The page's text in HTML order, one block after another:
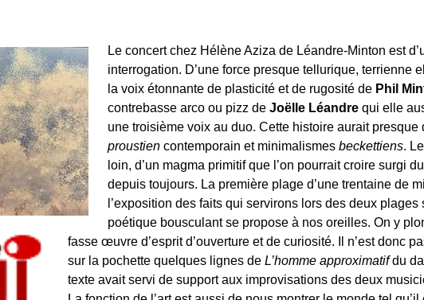
Le concert chez Hélène Aziza de Léandre-Minton est
interrogation. D’une force presque tellurique, terrienne
la voix étonnante de plasticité et de rugosité de Phil
contrebasse arco ou pizz deJoëlle Léandre qui elle
une troisième voix au duo. Cette histoire aurait
proustien contemporain et minimalismesbeckettiens.
loin, d’un magma primitif que l’on pourrait croire surgi
depuis toujours. La première plage d’une trentaine de
l’exposition des faits qui servirons lors des deux
poétique bousculant se propose à nos oreilles. On y
fasse œuvre d’esprit d’ouverture et de curiosité. Il n’est donc
sur la pochette quelques lignes deL’homme approximatifdu
texte avait servi de support aux improvisations des deux